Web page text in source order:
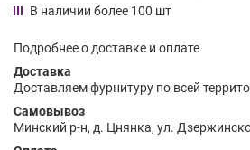
В наличии более 100 шт
Подробнее о доставке и оплате
Доставка
Доставляем фурнитуру по всей
Самовывоз
Минский р-н, д. Цнянка, ул.